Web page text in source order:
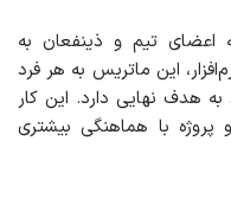
اعضای تیم و ذینفعان به
این ماتریس به هر فرد
هدف نهایی دارد. این کار
با هماهنگی بیشتری